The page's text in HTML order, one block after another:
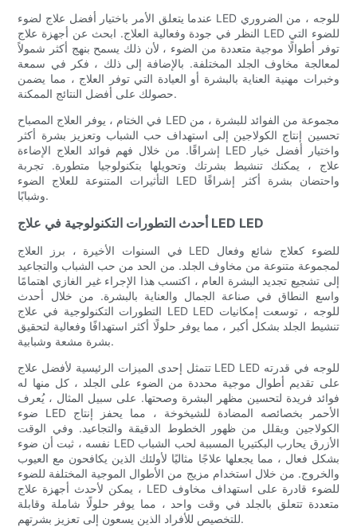
عندما يتعلق الأمر باختيار أفضل علاج لضوء LED للوجه ، من الضروري
النظر في جودة وفعالية العلاج. ابحث عن أجهزة علاج LED للضوء التي
توفر أطوالًا موجية متعددة من الضوء ، لأن ذلك يسمح بنهج أكثر شمولاً
لمعالجة مخاوف الجلد المختلفة. بالإضافة إلى ذلك ، فكر في سمعة
وخبرات مهنية العناية بالبشرة أو العيادة التي توفر العلاج ، مما يضمن
حصولك على أفضل النتائج الممكنة.
في الختام ، يوفر العلاج المصباح LED مجموعة من الفوائد للبشرة ، من
تحسين إنتاج الكولاجين إلى استهداف حب الشباب وتعزيز بشرة أكثر
إشراقًا. من خلال فهم فوائد العلاج الإضاءة LED واختيار أفضل خيار
علاج ، يمكنك تنشيط بشرتك وتحويلها بتكنولوجيا متطورة. تجربة
التأثيرات المتنوعة للعلاج الضوء LED واحتضان بشرة أكثر إشراقًا
وشبابًا.
أحدث التطورات التكنولوجية في علاج LED LED
في السنوات الأخيرة ، برز العلاج LED للضوء كعلاج شائع وفعال
لمجموعة متنوعة من مخاوف الجلد. من الحد من حب الشباب والتجاعيد
إلى تشجيع تجديد البشرة العام ، اكتسب هذا الإجراء غير الغازي اهتمامًا
واسع النطاق في صناعة الجمال والعناية بالبشرة. من خلال أحدث
التطورات التكنولوجية في علاج LED LED للوجه ، توسعت إمكانيات
تنشيط الجلد بشكل أكبر ، مما يوفر حلولًا أكثر استهدافًا وفعالية لتحقيق
بشرة مشعة وشبابية.
تتمثل إحدى الميزات الرئيسية لأفضل علاج LED LED للوجه في قدرته
على تقديم أطوال موجية محددة من الضوء على الجلد ، كل منها له
فوائد فريدة لتحسين مظهر البشرة وصحتها. على سبيل المثال ، يُعرف
ضوء LED الأحمر بخصائصه المضادة للشيخوخة ، مما يحفز إنتاج
الكولاجين ويقلل من ظهور الخطوط الدقيقة والتجاعيد. وفي الوقت
نفسه ، ثبت أن ضوء LED الأزرق يحارب البكتيريا المسببة لحب الشباب
بشكل فعال ، مما يجعلها علاجًا مثاليًا لأولئك الذين يكافحون مع العيوب
والخروج. من خلال استخدام مزيج من الأطوال الموجية المختلفة للضوء
، يمكن لأحدث أجهزة علاج LED للضوء قادرة على استهداف مخاوف
متعددة تتعلق بالجلد في وقت واحد ، مما يوفر حلولًا شاملة وقابلة
للتخصيص للأفراد الذين يسعون إلى تعزيز بشرتهم.